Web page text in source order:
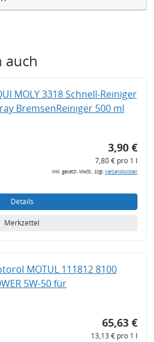
auch
MOLY 3318 Schnell-Reiniger
BremsenReiniger 500 ml
3,90 €
7,80 € pro 1 l
inkl. gesetzl. MwSt., zzgl.Versandkosten
Details
Merkzettel
MOTUL 111812 8100
5W-50 für
65,63 €
13,13 € pro 1 l